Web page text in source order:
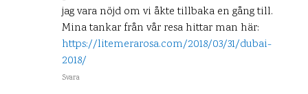
jag vara nöjd om vi åkte tillbaka en gång till.
Mina tankar från vår resa hittar man här:
https://litemerarosa.com/2018/03/31/dubai-
2018/
Svara